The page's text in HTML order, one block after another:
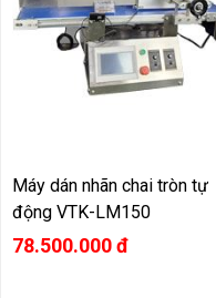
Máy dán nhãn chai tròn tự
động VTK-LM150
78.500.000 đ